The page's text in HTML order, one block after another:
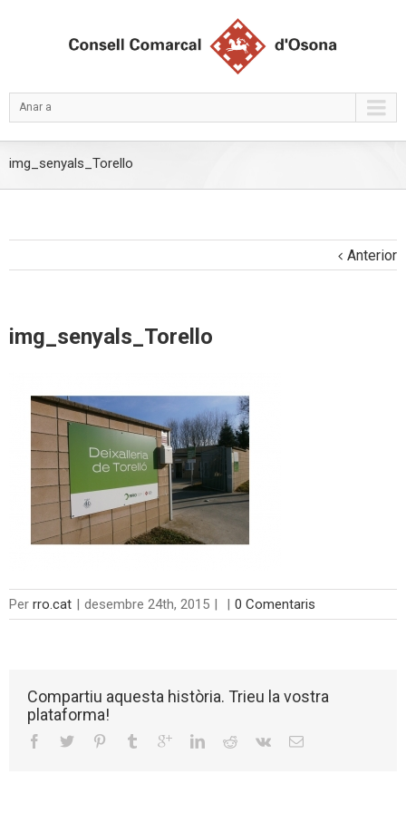
Anar a
img_senyals_Torello
Anterior
img_senyals_Torello
Per rro.cat | desembre 24th, 2015 | | 0 Comentaris
Compartiu aquesta història. Trieu la vostra
plataforma!